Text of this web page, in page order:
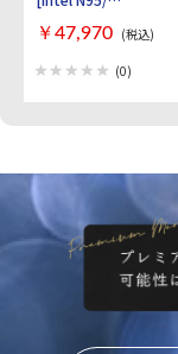
RAM:16GB/
SSD:512GB/ Windows
11 Pro]
￥47,970 (税込)
(0)